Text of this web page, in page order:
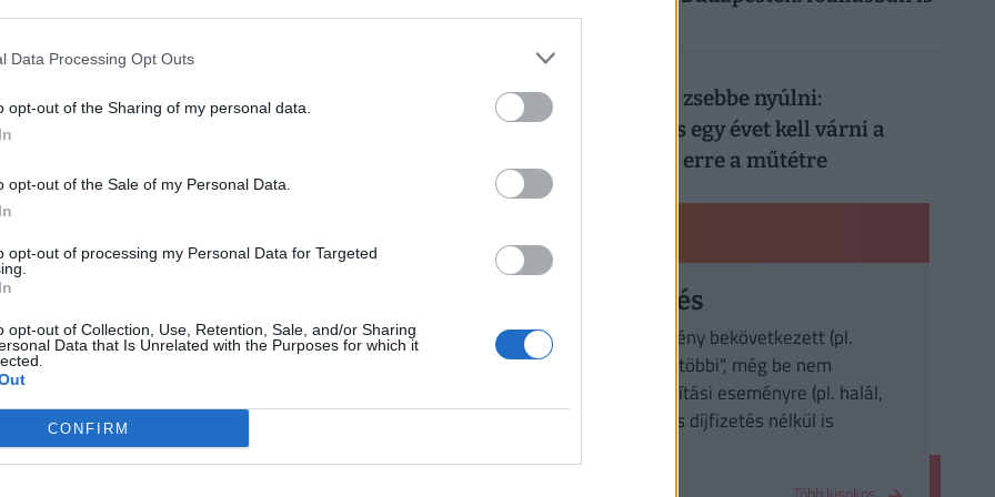
Data Processing Opt Outs
opt-out of the Sharing of my personal data.
opt-out of the Sale of my Personal Data.
opt-out of processing my Personal Data for Targeted
opt-out of Collection, Use, Retention, Sale, and/or Sharing
Data that Is Unrelated with the Purposes for which it
CONFIRM
miután a játék közben nárciszhagymát ettek az
perceket nyerhetnek a betegek ezzel a
az új mentési rendszernek köszönhetően.
már a legsúlyosabb esetek ellátása is
lévő betegekhez sem tudnak mindig
durván megéri
2026. augusztus 8.
Nem elég mélyen a zsebbe nyúlni:
magánellátásban is egy évet kell várni a
magyar férfiaknak erre a műtétre
Díjmentesítés
a biztosítási esemény bekövetkezett (pl.
rokkantság), de a "többi", még be nem
következett biztosítási eseményre (pl. halál,
elérés) a szerződés díjfizetés nélkül is